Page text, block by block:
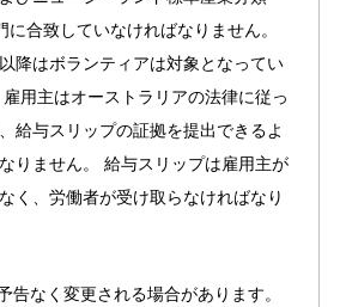
に合致していなければなりません。
降はボランティアは対象となってい
用主はオーストラリアの法律に従っ
給与スリップの証拠を提出できるよ
りません。 給与スリップは雇用主が
く、労働者が受け取らなければなり
告なく変更される場合があります。